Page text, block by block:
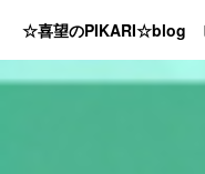
☆喜望のPIKARI☆blog